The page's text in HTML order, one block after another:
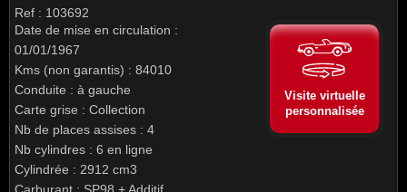
Ref : 103692
Date de mise en circulation :
01/01/1967
Kms (non garantis) : 84010
Conduite : à gauche
Carte grise : Collection
Nb de places assises : 4
Nb cylindres : 6 en ligne
Cylindrée : 2912 cm3
Visite virtuelle
personnalisée